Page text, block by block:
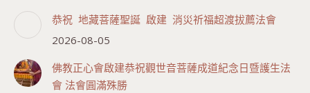
恭祝 地藏菩薩聖誕 啟建 消災祈福超渡拔薦法會
2026-08-05
佛教正心會啟建恭祝觀世音菩薩成道紀念日暨護生法
會 法會圓滿殊勝